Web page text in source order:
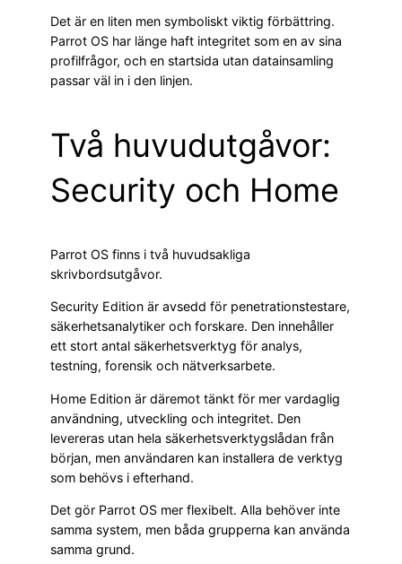
Det är en liten men symboliskt viktig förbättring.
Parrot OS har länge haft integritet som en av sina
profilfrågor, och en startsida utan datainsamling
passar väl in i den linjen.
Två huvudutgåvor:
Security och Home
Parrot OS finns i två huvudsakliga
skrivbordsutgåvor.
Security Edition är avsedd för penetrationstestare,
säkerhetsanalytiker och forskare. Den innehåller
ett stort antal säkerhetsverktyg för analys,
testning, forensik och nätverksarbete.
Home Edition är däremot tänkt för mer vardaglig
användning, utveckling och integritet. Den
levereras utan hela säkerhetsverktygslådan från
början, men användaren kan installera de verktyg
som behövs i efterhand.
Det gör Parrot OS mer flexibelt. Alla behöver inte
samma system, men båda grupperna kan använda
samma grund.